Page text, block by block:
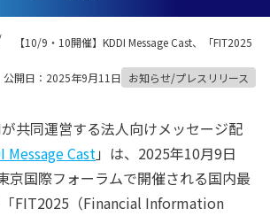
【10/9・10開催】KDDI Message Cast、「FIT2025
公開日：2025年9月11日 お知らせ/プレスリリース
共同運営する法人向けメッセージ配
Message Cast」は、2025年10月9日
京国際フォーラムで開催される国内最
FIT2025（Financial Information